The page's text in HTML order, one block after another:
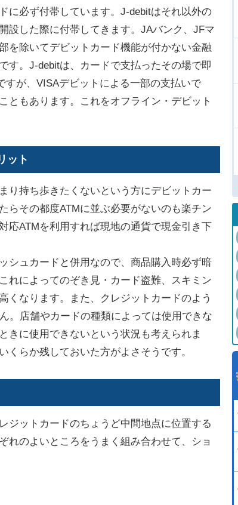
に必ず付帯しています。J-debitはそれ以外の
設した際に付帯してきます。JAバンク、JFマ
を除いてデビットカード機能が付かない金融
す。J-debitは、カードで支払ったその場で即
が、VISAデビットによる一部の支払いで
ともあります。これをオフライン・デビット
ット
り持ち歩きたくないという方にデビットカー
らその都度ATMに並ぶ必要がないのも楽チン
応ATMを利用すれば現地の通貨で現金引き下
シュカードと併用なので、商品購入時必ず暗
れによってのぞき見・カード盗難、スキミン
くなります。また、クレジットカードのよう
。店舗やカードの種類によっては使用できな
きに使用できないという状況も考えられま
らか残しておいた方がよさそうです。
ットカードのちょうど中間地点に位置する
れのよいところをうまく組み合わせて、ショ